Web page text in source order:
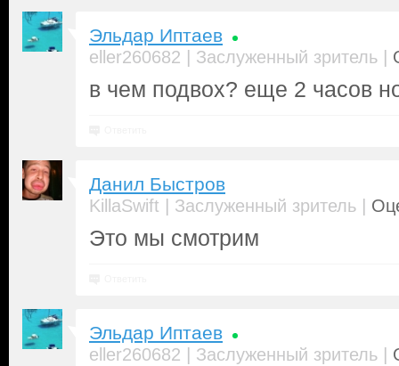
Эльдар Иптаев
eller260682 | Заслуженный зритель |
в чем подвох? еще 2 часов
Данил Быстров
KillaSwift | Заслуженный зритель |
Это мы смотрим
Эльдар Иптаев
eller260682 | Заслуженный зритель |